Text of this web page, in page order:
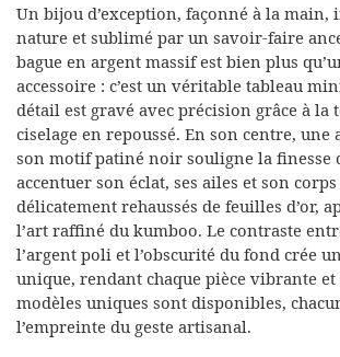
Un bijou d’exception, façonné à la main,
nature et sublimé par un savoir-faire
bague en argent massif est bien plus
accessoire : c’est un véritable tableau
détail est gravé avec précision grâce à la
ciselage en repoussé. En son centre,
son motif patiné noir souligne la finesse
accentuer son éclat, ses ailes et son
délicatement rehaussés de feuilles d’or,
l’art raffiné du kumboo. Le contraste
l’argent poli et l’obscurité du fond crée
unique, rendant chaque pièce vibrante
modèles uniques sont disponibles,
l’empreinte du geste artisanal.